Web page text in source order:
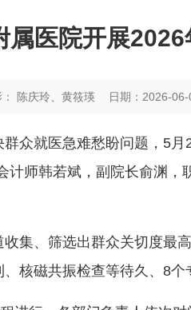
属医院开展
陈庆玲、黄筱瑛 日期：2026-06-
众就医急难愁盼问题，5
计师韩若斌，副院长俞渊
集、筛选出群众关切度最
核磁共振检查等待久、8个